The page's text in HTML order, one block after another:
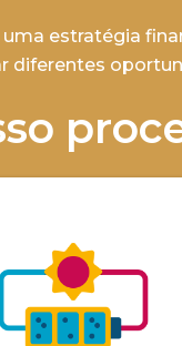
estratégia
diferentes